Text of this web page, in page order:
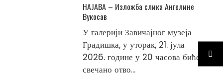
НАЈАВА – Изложба слика Ангелине
Вукосав
У галерији Завичајног музеја
Градишка, у уторак, 21. јула
2026. године у 20 часова биће
свечано отво...